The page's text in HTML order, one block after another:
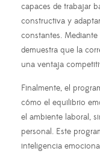
capaces de trabajar
constructiva y
constantes.
demuestra que la
una ventaja
Finalmente, el
cómo el equilibrio
el ambiente laboral,
personal. Este
inteligencia